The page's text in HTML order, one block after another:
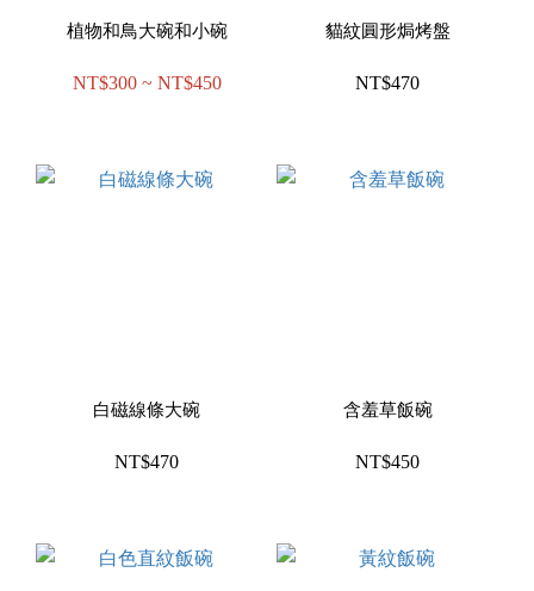
植物和鳥大碗和小碗
NT$300 ~ NT$450
貓紋圓形焗烤盤
NT$470
白磁線條大碗
NT$470
含羞草飯碗
NT$450